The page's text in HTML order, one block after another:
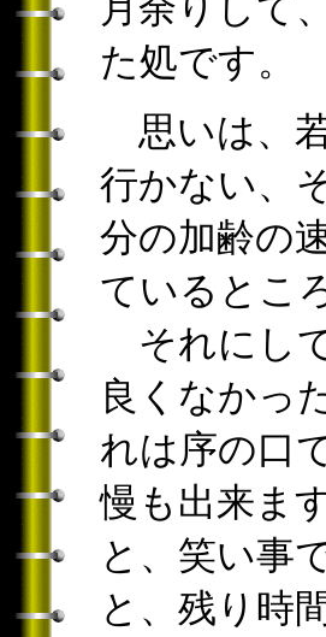
た処です。
思いは、
行かない、
分の加齢の
ているとこ
それにし
良くなかっ
れは序の口
慢も出来ま
と、笑い事
と、残り時